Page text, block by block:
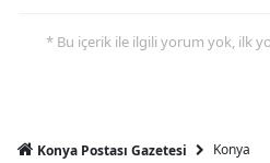
* Bu içerik ile ilgili yorum yok, ilk
Konya Postası Gazetesi Konya